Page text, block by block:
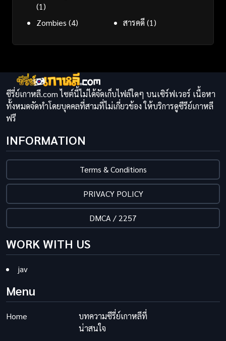
(1)
Zombies (4) สารคดี(1)
ซีรี่ย์เกาหลี.com ไซต์นี้ไม่ได้จัดเก็บไฟล์ใดๆ บนเซิร์ฟเวอร์ เนื้อหา
ทั้งหมดจัดทำโดยบุคคลที่สามที่ไม่เกี่ยวข้อง ให้บริการดูซีรีย์เกาหลี
ฟรี
INFORMATION
Terms & Conditions
PRIVACY POLICY
DMCA / 2257
WORK WITH US
jav
Menu
Home
บทความซีรี่ย์เกาหลีที่
น่าสนใจ